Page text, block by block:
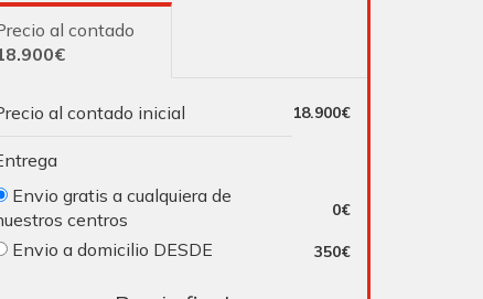
al contado
al contado inicial 18.900€
Envio gratis a cualquiera de
centros
0€
Envio a domicilio DESDE 350€